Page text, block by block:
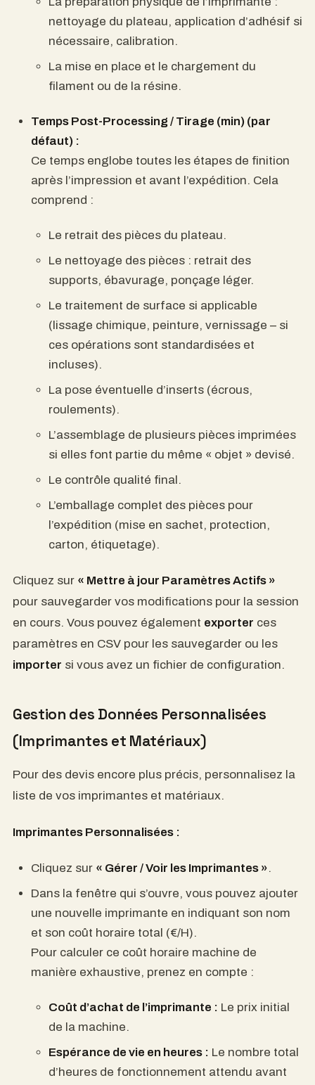
nettoyage du plateau, application d’adhésif si
nécessaire, calibration.
La mise en place et le chargement du
filament ou de la résine.
Temps Post-Processing / Tirage (min) (par
défaut) :
Ce temps englobe toutes les étapes de finition
après l’impression et avant l’expédition. Cela
comprend :
Le retrait des pièces du plateau.
Le nettoyage des pièces : retrait des
supports, ébavurage, ponçage léger.
Le traitement de surface si applicable
(lissage chimique, peinture, vernissage – si
ces opérations sont standardisées et
incluses).
La pose éventuelle d’inserts (écrous,
roulements).
L’assemblage de plusieurs pièces imprimées
si elles font partie du même « objet » devisé.
Le contrôle qualité final.
L’emballage complet des pièces pour
l’expédition (mise en sachet, protection,
carton, étiquetage).
Cliquez sur « Mettre à jour Paramètres Actifs »
pour sauvegarder vos modifications pour la session
en cours. Vous pouvez également exporter ces
paramètres en CSV pour les sauvegarder ou les
importer si vous avez un fichier de configuration.
Gestion des Données Personnalisées
(Imprimantes et Matériaux)
Pour des devis encore plus précis, personnalisez la
liste de vos imprimantes et matériaux.
Imprimantes Personnalisées :
Cliquez sur « Gérer / Voir les Imprimantes ».
Dans la fenêtre qui s’ouvre, vous pouvez ajouter
une nouvelle imprimante en indiquant son nom
et son coût horaire total (€/H).
Pour calculer ce coût horaire machine de
manière exhaustive, prenez en compte :
Coût d’achat de l’imprimante : Le prix initial
de la machine.
Espérance de vie en heures : Le nombre total
d’heures de fonctionnement attendu avant